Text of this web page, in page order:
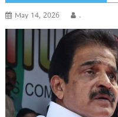
May 14, 2026 .